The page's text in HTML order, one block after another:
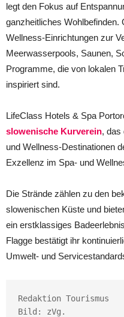
legt den Fokus auf
ganzheitliches Wohlbefinden.
Wellness-Einrichtungen zur
Meerwasserpools, Saunen,
Programme, die von lokalen
inspiriert sind.
LifeClass Hotels & Spa
slowenische Kurverein, das
und Wellness-Destinationen
Exzellenz im Spa- und
Die Strände zählen zu den
slowenischen Küste und
ein erstklassiges
Flagge bestätigt ihr
Umwelt- und
Redaktion Tourismus
Bild: zVg.